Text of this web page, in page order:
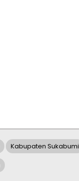
Kabupaten Sukabumi